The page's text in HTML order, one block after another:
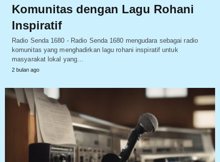
Komunitas dengan Lagu Rohani
Inspiratif
Radio Senda 1680 - Radio Senda 1680 mengudara sebagai radio
komunitas yang menghadirkan lagu rohani inspiratif untuk
masyarakat lokal yang…
2 bulan ago